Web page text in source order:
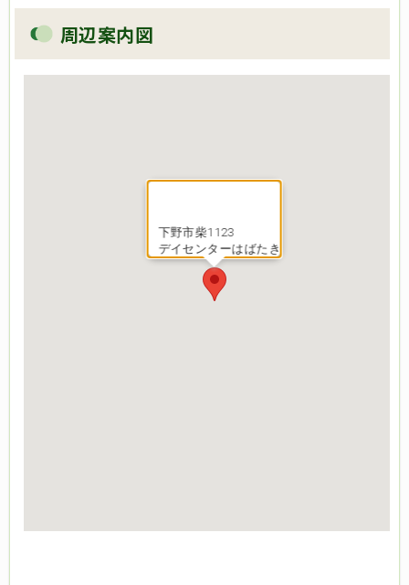
周辺案内図
下野市柴1123
デイセンターはばたき